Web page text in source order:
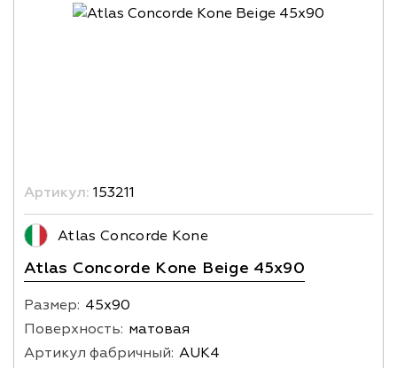
Артикул: 153211
Atlas Concorde Kone
Atlas Concorde Kone Beige 45x90
Размер: 45х90
Поверхность: матовая
Артикул фабричный: AUK4